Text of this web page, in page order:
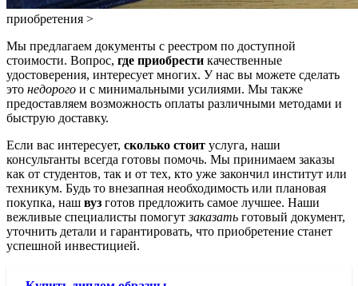
приобретения >
Мы предлагаем документы с реестром по доступной
стоимости. Вопрос, где приобрести качественные
удостоверения, интересует многих. У нас вы можете сделать
это недорого и с минимальными усилиями. Мы также
предоставляем возможность оплаты различными методами и
быструю доставку.
Если вас интересует, сколько стоит услуга, наши
консультанты всегда готовы помочь. Мы принимаем заказы
как от студентов, так и от тех, кто уже закончил институт или
техникум. Будь то внезапная необходимость или плановая
покупка, наш вуз готов предложить самое лучшее. Наши
вежливые специалисты помогутзаказать готовый документ,
уточнить детали и гарантировать, что приобретение станет
успешной инвестицией.